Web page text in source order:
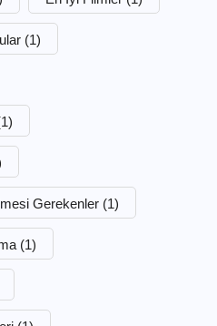
(1)
Gerekenler (1)
(1)